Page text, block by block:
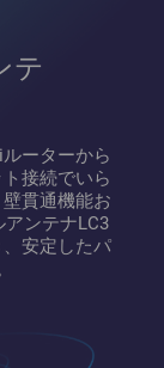
テ
ーターから
接続でいら
貫通機能お
ンテナLC3
安定したパ